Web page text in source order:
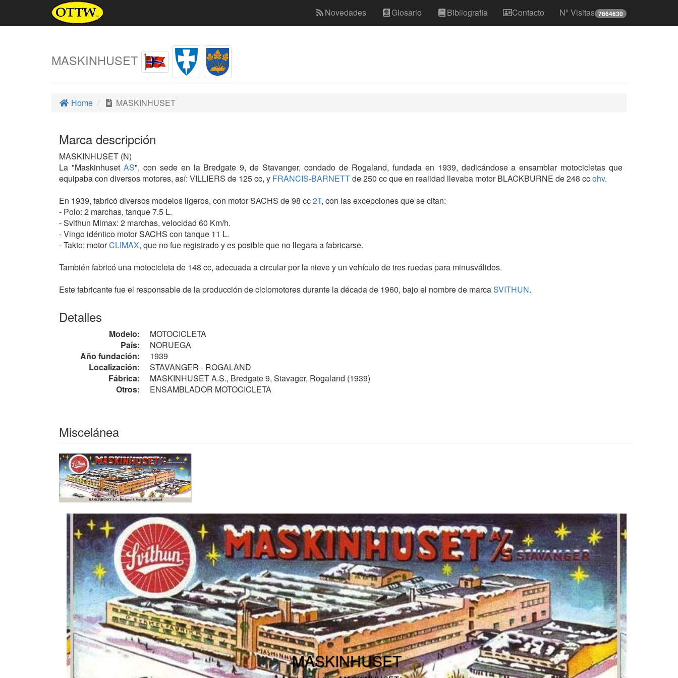
Novedades Glosario Bibliografía Contacto Nº Visitas 7664630
MASKINHUSET
Home MASKINHUSET
Marca descripción
MASKINHUSET (N)
La "Maskinhuset AS", con sede en la Bredgate 9, de Stavanger, condado de Rogaland, fundada en 1939, dedicándose a ensamblar motocicletas que
equipaba con diversos motores, así: VILLIERS de 125 cc, y FRANCIS-BARNETTde 250 cc que en realidad llevaba motor BLACKBURNE de 248 ccohv.
En 1939, fabricó diversos modelos ligeros, con motor SACHS de 98 cc2T, con las excepciones que se citan:
- Polo: 2 marchas, tanque 7.5 L.
- Svithun Mimax: 2 marchas, velocidad 60 Km/h.
- Vingo idéntico motor SACHS con tanque 11 L.
- Takto: motorCLIMAX, que no fue registrado y es posible que no llegara a fabricarse.
También fabricó una motocicleta de 148 cc, adecuada a circular por la nieve y un vehículo de tres ruedas para minusválidos.
Este fabricante fue el responsable de la producción de ciclomotores durante la década de 1960, bajo el nombre de marcaSVITHUN.
Detalles
Modelo:
MOTOCICLETA
País:
NORUEGA
Año fundación:
1939
Localización:
STAVANGER - ROGALAND
Fábrica:
MASKINHUSET A.S., Bredgate 9, Stavager, Rogaland (1939)
Otros:
ENSAMBLADOR MOTOCICLETA
Miscelánea
MASKINHUSET